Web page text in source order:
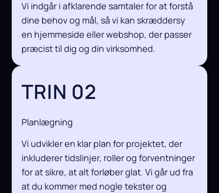
Vi indgår i afklarende samtaler for at forstå
dine behov og mål, så vi kan skræddersy
en hjemmeside eller webshop, der passer
præcist til dig og din virksomhed.
TRIN 02
Planlægning
Vi udvikler en klar plan for projektet, der
inkluderer tidslinjer, roller og forventninger
for at sikre, at alt forløber glat. Vi går ud fra
at du kommer med nogle tekster og